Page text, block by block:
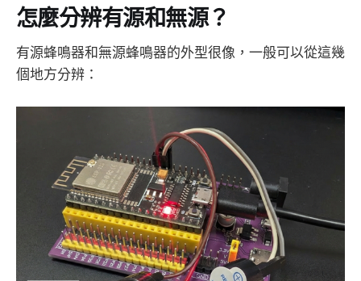
怎麼分辨有源和無源？
有源蜂鳴器和無源蜂鳴器的外型很像，一般可以從這幾
個地方分辨：